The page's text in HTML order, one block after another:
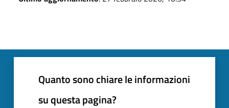
Quanto sono chiare le informazioni
su questa pagina?